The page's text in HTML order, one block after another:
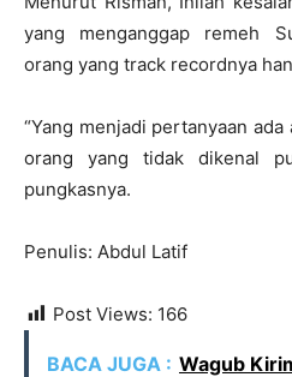
yang menganggap remeh
orang yang track recordnya
“Yang menjadi pertanyaan
orang yang tidak dikenal
pungkasnya.
Penulis: Abdul Latif
Post Views: 166
BACA JUGA : Wagub